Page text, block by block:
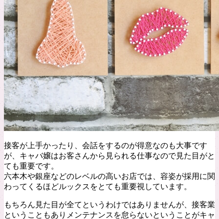
接客が上手かったり、会話をするのが得意なのも大事です
が、キャバ嬢はお客さんから見られる仕事なので見た目がと
ても重要です。
六本木や銀座などのレベルの高いお店では、容姿が採用に関
わってくるほどルックスをとても重要視しています。
もちろん見た目が全てというわけではありませんが、接客業
ということもありメンテナンスを怠らないということがキャ